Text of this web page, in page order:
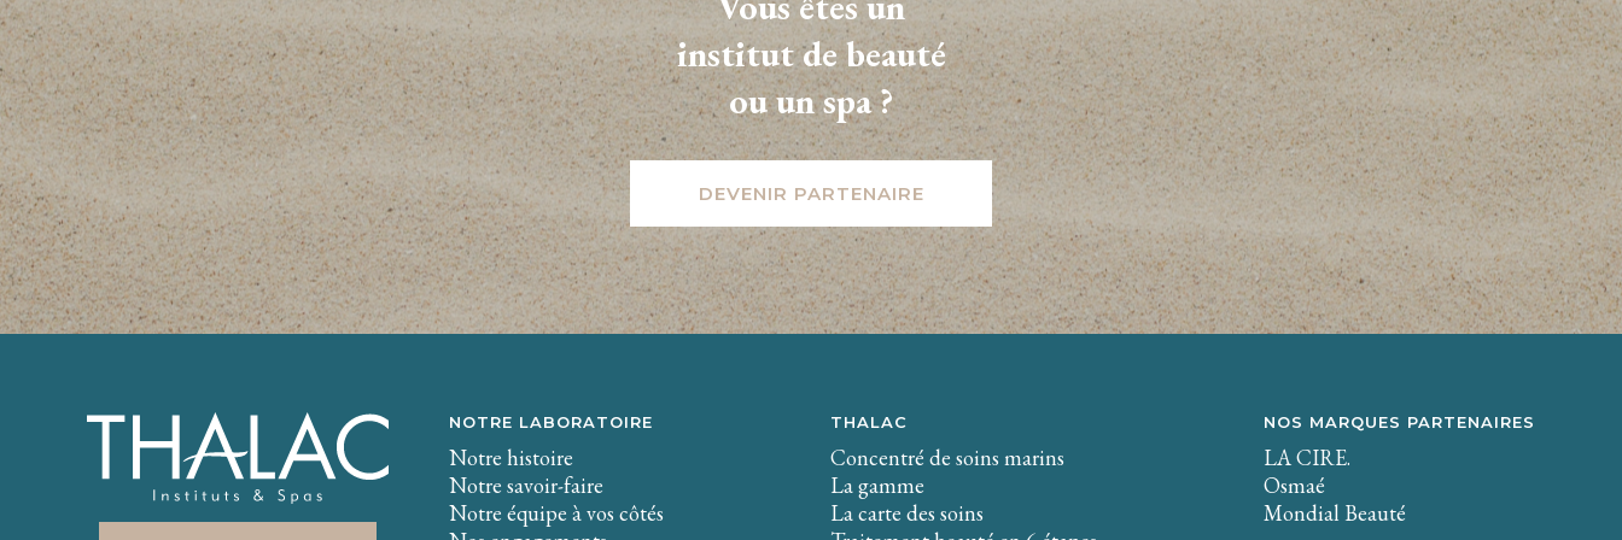
institut de beauté
ou un spa ?
DEVENIR PARTENAIRE
NOTRE LABORATOIRE
Notre histoire
Notre savoir-faire
Notre équipe à vos côtés
THALAC
Concentré de soins marins
La gamme
La carte des soins
NOS MARQUES PARTENAIRES
LA CIRE.
Osmaé
Mondial Beauté